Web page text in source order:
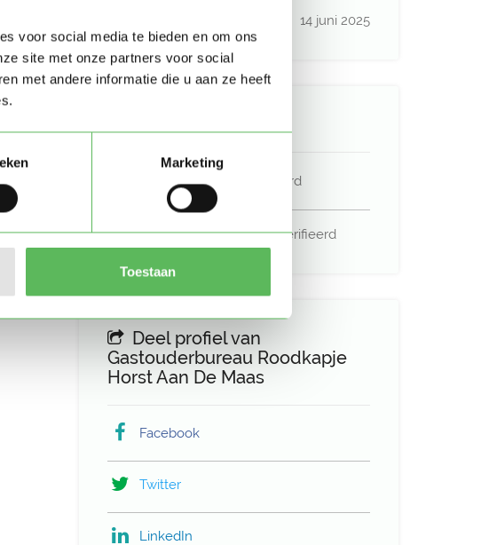
voor social media te bieden en om ons
site met onze partners voor social
met andere informatie die u aan ze heeft
Marketing
Toestaan
14 juni 2025
E-mailadres is geverifieerd
Telefoonnummer is geverifieerd
Deel profiel van
Gastouderbureau Roodkapje
Horst Aan De Maas
Facebook
Twitter
LinkedIn